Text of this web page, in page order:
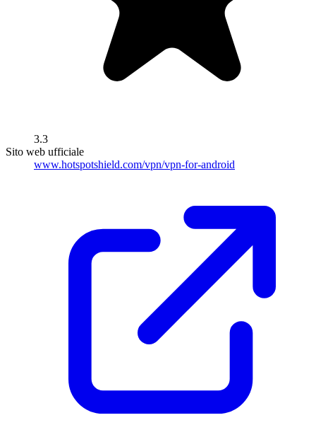
3.3
Sito web ufficiale
www.hotspotshield.com/vpn/vpn-for-android